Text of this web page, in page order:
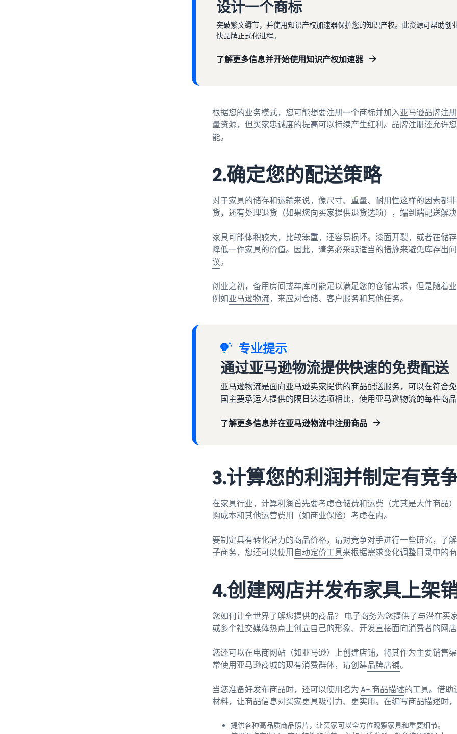
设计一个商标
突破繁文缛节，并使用知识产权加速器保护您的知识产权。此资源可帮助
快品牌正式化进程。
了解更多信息并开始使用知识产权加速器
根据您的业务模式，您可能想要注册一个商标并加入亚马逊品牌注册
量资源，但买家忠诚度的提高可以持续产生红利。品牌注册还允许
能。
2.确定您的配送策略
对于家具的储存和运输来说，像尺寸、重量、耐用性这样的因素都
货，还有处理退货（如果您向买家提供退货选项），端到端配送解
家具可能体积较大，比较笨重，还容易损坏。漆面开裂，或者在储
降低一件家具的价值。因此，请务必采取适当的措施来避免库存出
议。
创业之初，备用房间或车库可能足以满足您的仓储需求，但是随着
例如亚马逊物流 ，来应对仓储、客户服务和其他任务。
专业提示
通过亚马逊物流提供快速的免费配送
亚马逊物流是面向亚马逊卖家提供的商品配送服务，可以在符合
国主要承运人提供的隔日达选项相比，使用亚马逊物流的每件商
了解更多信息并在亚马逊物流中注册商品
3.计算您的利润并制定有竞
在家具行业，计算利润首先要考虑仓储费和运费（尤其是大件商品
购成本和其他运营费用（如商业保险）考虑在内。
要制定具有转化潜力的商品价格，请对竞争对手进行一些研究，了
子商务，您还可以使用自动定价工具来根据需求变化调整目录中的
4.创建网店并发布家具上架
您如何让全世界了解您提供的商品？ 电子商务为您提供了与潜在买
或多个社交媒体热点上创立自己的形象、开发直接面向消费者的网
您还可以在电商网站（如亚马逊）上创建店铺，将其作为主要销售
常使用亚马逊商城的现有消费群体，请创建品牌店铺。
当您准备好发布商品时，还可以使用名为 A+ 商品描述的工具。借助
材料，让商品信息对买家更具吸引力、更实用。在编写商品描述时
提供各种高品质商品照片，让买家可以全方位观察家具和重要细节。